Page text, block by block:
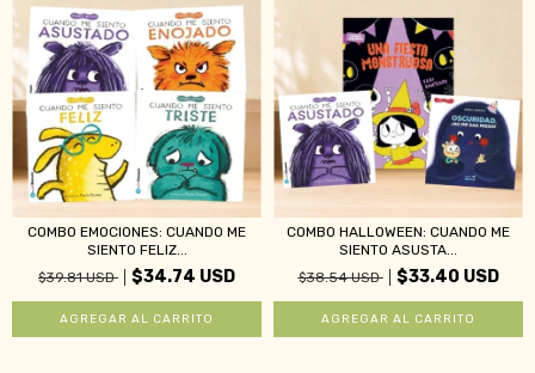
COMBO EMOCIONES: CUANDO ME
SIENTO FELIZ...
$39.81 USD
$34.74 USD
COMBO HALLOWEEN: CUANDO ME
SIENTO ASUSTA...
$38.54 USD
$33.40 USD